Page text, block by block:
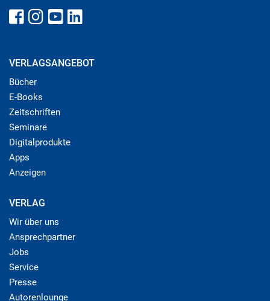
VERLAGSANGEBOT
Bücher
E-Books
Zeitschriften
Seminare
Digitalprodukte
Apps
Anzeigen
VERLAG
Wir über uns
Ansprechpartner
Jobs
Service
Presse
Autorenlounge